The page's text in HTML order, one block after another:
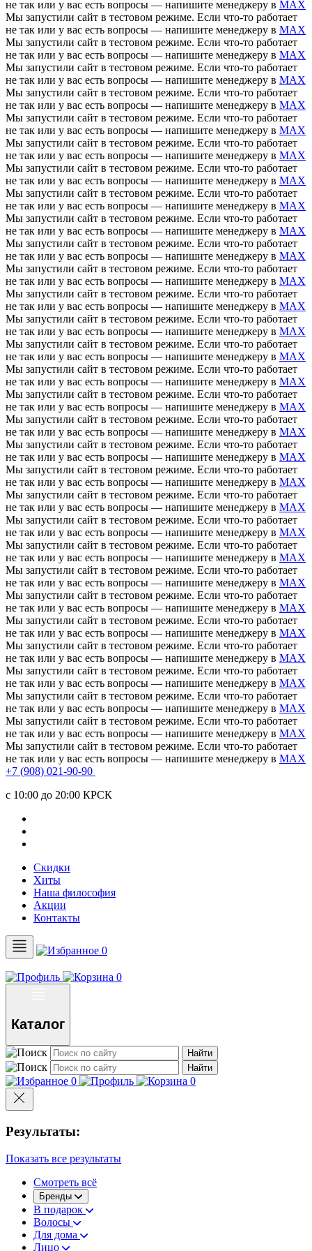
не так или у вас есть вопросы — напишите менеджеру в MAX
Мы запустили сайт в тестовом режиме. Если что-то работает
не так или у вас есть вопросы — напишите менеджеру в MAX
Мы запустили сайт в тестовом режиме. Если что-то работает
не так или у вас есть вопросы — напишите менеджеру в MAX
Мы запустили сайт в тестовом режиме. Если что-то работает
не так или у вас есть вопросы — напишите менеджеру в MAX
Мы запустили сайт в тестовом режиме. Если что-то работает
не так или у вас есть вопросы — напишите менеджеру в MAX
Мы запустили сайт в тестовом режиме. Если что-то работает
не так или у вас есть вопросы — напишите менеджеру в MAX
Мы запустили сайт в тестовом режиме. Если что-то работает
не так или у вас есть вопросы — напишите менеджеру в MAX
Мы запустили сайт в тестовом режиме. Если что-то работает
не так или у вас есть вопросы — напишите менеджеру в MAX
Мы запустили сайт в тестовом режиме. Если что-то работает
не так или у вас есть вопросы — напишите менеджеру в MAX
Мы запустили сайт в тестовом режиме. Если что-то работает
не так или у вас есть вопросы — напишите менеджеру в MAX
Мы запустили сайт в тестовом режиме. Если что-то работает
не так или у вас есть вопросы — напишите менеджеру в MAX
Мы запустили сайт в тестовом режиме. Если что-то работает
не так или у вас есть вопросы — напишите менеджеру в MAX
Мы запустили сайт в тестовом режиме. Если что-то работает
не так или у вас есть вопросы — напишите менеджеру в MAX
Мы запустили сайт в тестовом режиме. Если что-то работает
не так или у вас есть вопросы — напишите менеджеру в MAX
Мы запустили сайт в тестовом режиме. Если что-то работает
не так или у вас есть вопросы — напишите менеджеру в MAX
Мы запустили сайт в тестовом режиме. Если что-то работает
не так или у вас есть вопросы — напишите менеджеру в MAX
Мы запустили сайт в тестовом режиме. Если что-то работает
не так или у вас есть вопросы — напишите менеджеру в MAX
Мы запустили сайт в тестовом режиме. Если что-то работает
не так или у вас есть вопросы — напишите менеджеру в MAX
Мы запустили сайт в тестовом режиме. Если что-то работает
не так или у вас есть вопросы — напишите менеджеру в MAX
Мы запустили сайт в тестовом режиме. Если что-то работает
не так или у вас есть вопросы — напишите менеджеру в MAX
Мы запустили сайт в тестовом режиме. Если что-то работает
не так или у вас есть вопросы — напишите менеджеру в MAX
Мы запустили сайт в тестовом режиме. Если что-то работает
не так или у вас есть вопросы — напишите менеджеру в MAX
Мы запустили сайт в тестовом режиме. Если что-то работает
не так или у вас есть вопросы — напишите менеджеру в MAX
Мы запустили сайт в тестовом режиме. Если что-то работает
не так или у вас есть вопросы — напишите менеджеру в MAX
Мы запустили сайт в тестовом режиме. Если что-то работает
не так или у вас есть вопросы — напишите менеджеру в MAX
Мы запустили сайт в тестовом режиме. Если что-то работает
не так или у вас есть вопросы — напишите менеджеру в MAX
Мы запустили сайт в тестовом режиме. Если что-то работает
не так или у вас есть вопросы — напишите менеджеру в MAX
Мы запустили сайт в тестовом режиме. Если что-то работает
не так или у вас есть вопросы — напишите менеджеру в MAX
Мы запустили сайт в тестовом режиме. Если что-то работает
не так или у вас есть вопросы — напишите менеджеру в MAX
Мы запустили сайт в тестовом режиме. Если что-то работает
не так или у вас есть вопросы — напишите менеджеру в MAX
Мы запустили сайт в тестовом режиме. Если что-то работает
не так или у вас есть вопросы — напишите менеджеру в MAX
+7 (908) 021-90-90
c 10:00 до 20:00 КРСК
Скидки
Хиты
Наша философия
Акции
Контакты
0
0
Каталог
Найти
Найти
0 0
Результаты:
Показать все результаты
Смотреть всё
Бренды
В подарок
Волосы
Для дома
Лицо